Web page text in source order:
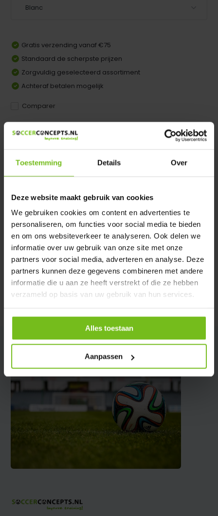
Toestemming Details Over
Deze website maakt gebruik van cookies
We gebruiken cookies om content en advertenties te
personaliseren, om functies voor social media te bieden
en om ons websiteverkeer te analyseren. Ook delen we
informatie over uw gebruik van onze site met onze
partners voor social media, adverteren en analyse. Deze
partners kunnen deze gegevens combineren met andere
informatie die u aan ze heeft verstrekt of die ze hebben
verzameld op basis van uw gebruik van hun services.
Alles toestaan
Aanpassen
Gratis verzending vanaf €75
Standaard de scherpste prijzen
Zorgvuldig geselecteerd assortiment
Achteraf betalen mogelijk
Comparer
Dir product is beschikbaar in de volgende varianten:
We helpen u graag met meer informatie
Description du produit
Spécifications
Évaluations